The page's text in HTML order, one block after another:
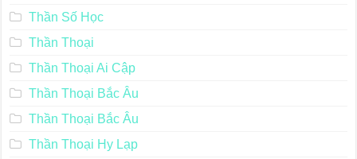
Thần Số Học
Thần Thoại
Thần Thoại Ai Cập
Thần Thoại Bắc Âu
Thần Thoại Bắc Âu
Thần Thoại Hy Lạp